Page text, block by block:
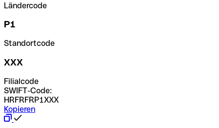
Ländercode
P1
Standortcode
XXX
Filialcode
SWIFT-Code:
HRFRFRP1XXX
Kopieren